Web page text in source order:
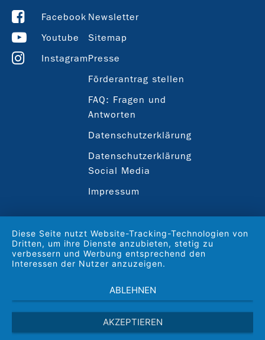
Facebook
Youtube
Instagram
Newsletter
Sitemap
Presse
Förderantrag stellen
FAQ: Fragen und
Antworten
Datenschutzerklärung
Datenschutzerklärung
Social Media
Impressum
Diese Seite nutzt Website-Tracking-Technologien von
Dritten, um ihre Dienste anzubieten, stetig zu
verbessern und Werbung entsprechend den
Interessen der Nutzer anzuzeigen.
ABLEHNEN
AKZEPTIEREN